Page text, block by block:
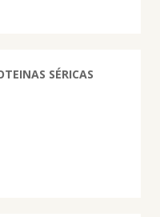
SÉRICAS